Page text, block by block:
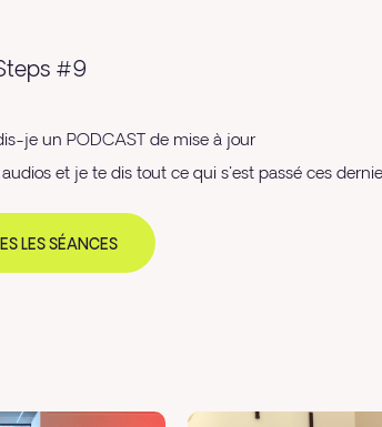
#9
je un PODCAST de mise à jour
et je te dis tout ce qui s'est passé ces
LES SÉANCES